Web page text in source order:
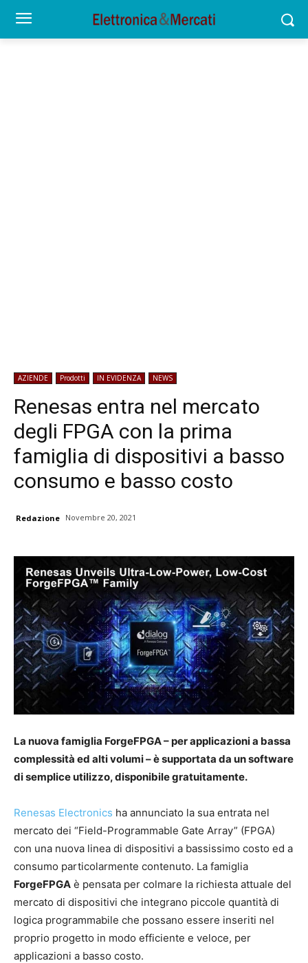
AZIENDE Prodotti IN EVIDENZA NEWS
Renesas entra nel mercato
degli FPGA con la prima
famiglia di dispositivi a basso
consumo e basso costo
Redazione Novembre 20, 2021
La nuova famiglia ForgeFPGA – per applicazioni a bassa
complessità ed alti volumi – è supportata da un software
di semplice utilizzo, disponibile gratuitamente.
Renesas Electronics ha annunciato la sua entrata nel
mercato dei “Field-Programmable Gate Array” (FPGA)
con una nuova linea di dispositivi a bassissimo costo ed a
consumo particolarmente contenuto. La famiglia
ForgeFPGA è pensata per colmare la richiesta attuale del
mercato di dispositivi che integrano piccole quantità di
logica programmabile che possano essere inseriti nel
proprio progetto in modo efficiente e veloce, per
applicazioni a basso costo.